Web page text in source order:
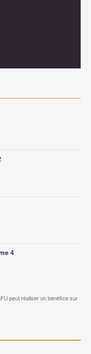
4
peut réaliser un bénéfice sur